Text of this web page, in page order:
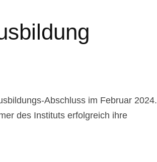
Abschluss im Februar 2024.
des Instituts erfolgreich ihre